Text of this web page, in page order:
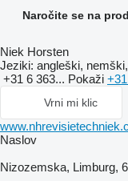
Naročite se na
Niek Horsten
Jeziki: angleški,
+31 6 363... Pokaži
Vrni mi klic
Naslov
Nizozemska, Limburg,